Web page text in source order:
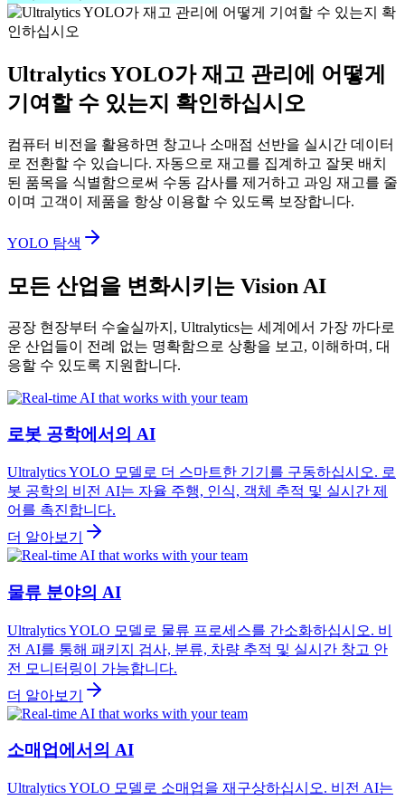
Ultralytics YOLO가 재고 관리에 어떻게
기여할 수 있는지 확인하십시오
컴퓨터 비전을 활용하면 창고나 소매점 선반을 실시간 데이터
로 전환할 수 있습니다. 자동으로 재고를 집계하고 잘못 배치
된 품목을 식별함으로써 수동 감사를 제거하고 과잉 재고를 줄
이며 고객이 제품을 항상 이용할 수 있도록 보장합니다.
YOLO 탐색
모든 산업을 변화시키는 Vision AI
공장 현장부터 수술실까지, Ultralytics는 세계에서 가장 까다로
운 산업들이 전례 없는 명확함으로 상황을 보고, 이해하며, 대
응할 수 있도록 지원합니다.
로봇 공학에서의 AI
Ultralytics YOLO 모델로 더 스마트한 기기를 구동하십시오. 로
봇 공학의 비전 AI는 자율 주행, 인식, 객체 추적 및 실시간 제
어를 촉진합니다.
더 알아보기
물류 분야의 AI
Ultralytics YOLO 모델로 물류 프로세스를 간소화하십시오. 비
전 AI를 통해 패키지 검사, 분류, 차량 추적 및 실시간 창고 안
전 모니터링이 가능합니다.
더 알아보기
소매업에서의 AI
Ultralytics YOLO 모델로 소매업을 재구상하십시오. 비전 AI는